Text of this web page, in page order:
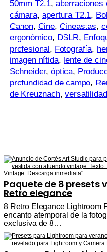
50mm T2.1, aberraciones
cámara, apertura T2.1,
Canon, Cine, Cineastas,
ergonómico, DSLR,
profesional, Fotografía,
imagen nítida, lente de
Schneider, óptica,
profundidad de campo,
de Kreuznach, versatilidad
Paquete de 8 presets
Retro elegance
8 Retro Elegance Lightroom
encanto atemporal de la
exclusiva de 8…